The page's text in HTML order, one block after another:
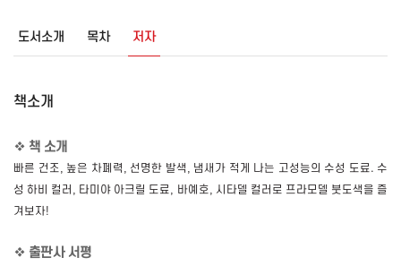
도서소개 목차 저자
책소개
❖ 책 소개
빠른 건조, 높은 차폐력 , 선명한 발색 , 냄새가 적게 나는 고성능의 수성 도료. 수
성 하비 컬러 , 타미야 아크릴 도료, 바예호, 시타델 컬러로 프라모델 붓도색을 즐
겨보자!
❖ 출판사 서평